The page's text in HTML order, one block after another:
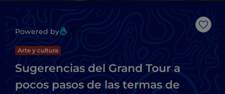
Me
Powered by
Arte y cultura
Sugerencias del Grand Tour a
pocos pasos de las termas de